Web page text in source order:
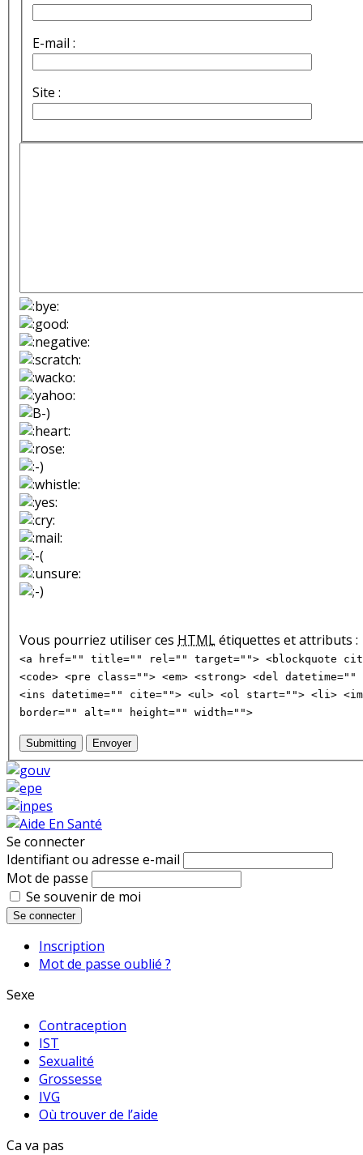
E-mail :
Site :
Vous pourriez utiliser ces HTMLétiquettes et attributs :
<a href="" title="" rel="" target=""> <blockquote
<code> <pre class=""> <em> <strong> <del
<ins datetime="" cite=""> <ul> <ol start=""> <li>
border="" alt="" height="" width="">
Submitting Envoyer
Se connecter
Identifiant ou adresse e-mail
Mot de passe
Se souvenir de moi
Se connecter
Inscription
Mot de passe oublié ?
Sexe
Contraception
IST
Sexualité
Grossesse
IVG
Où trouver de l’aide
Ca va pas